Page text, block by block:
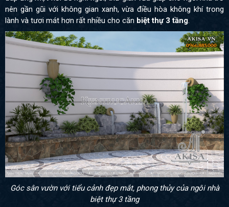
nên gần gũi với không gian xanh, vừa điều hòa không khí trong
lành và tươi mát hơn rất nhiều cho căn biệt thự 3 tầng.
Góc sân vườn với tiểu cảnh đẹp mắt, phong thủy của ngôi nhà
biệt thự 3 tầng